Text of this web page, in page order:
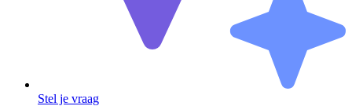
Stel je vraag